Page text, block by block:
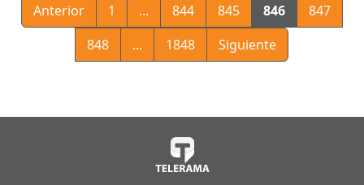
Anterior 1 ... 844 845 846
847
848
... 1848 Siguiente